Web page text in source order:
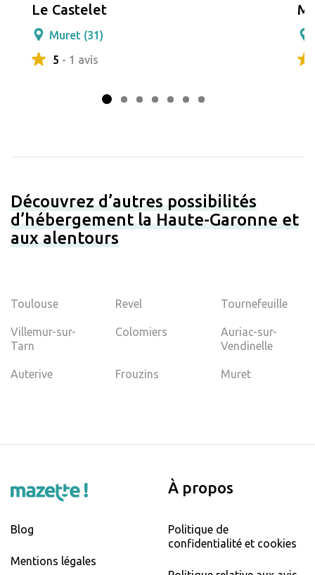
Le Castelet
Muret (31)
5 - 1 avis
Découvrez d’autres possibilités
d’hébergement la Haute-Garonne et
aux alentours
Toulouse Revel Tournefeuille
Villemur-sur-
Tarn
Colomiers
Auriac-sur-
Vendinelle
Auterive Frouzins Muret
Blog
Mentions légales
À propos
Politique de
confidentialité et cookies